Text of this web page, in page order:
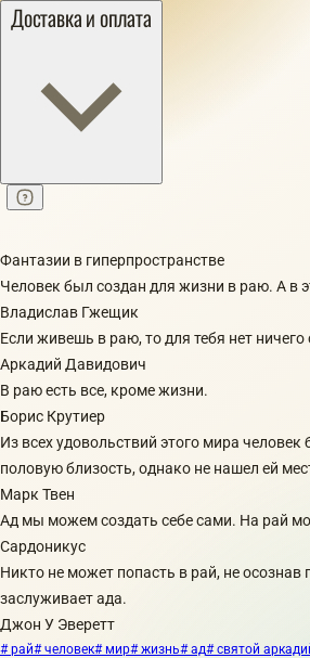
Доставка и оплата
Фантазии в гиперпространстве
Человек был создан для жизни в раю. А в
Владислав Гжещик
Если живешь в раю, то для тебя нет ничего
Аркадий Давидович
В раю есть все, кроме жизни.
Борис Крутиер
Из всех удовольствий этого мира
половую близость, однако не нашел ей
Марк Твен
Ад мы можем создать себе сами. На рай
Сардоникус
Никто не может попасть в рай, не осознав
заслуживает ада.
Джон У Эверетт
# рай# человек# мир# жизнь# ад# святой